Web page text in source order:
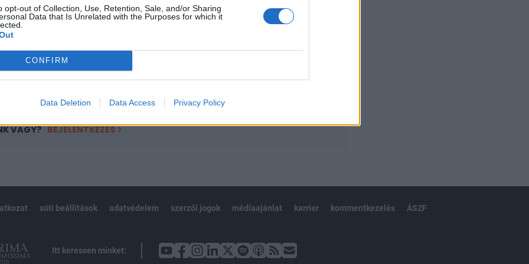
opt-out of Collection, Use, Retention, Sale, and/or Sharing
Data that Is Unrelated with the Purposes for which it
CONFIRM
Data Deletion Data Access Privacy Policy
tartalmazza:
cikkarchívum
elmúlt 2 év napon belüli
VAGY? BEJELENTKEZÉS
süti beállítások adatvédelem szerzői jogok médiaajánlat karrier kommentkezelés ÁSZF
Itt keressen minket: